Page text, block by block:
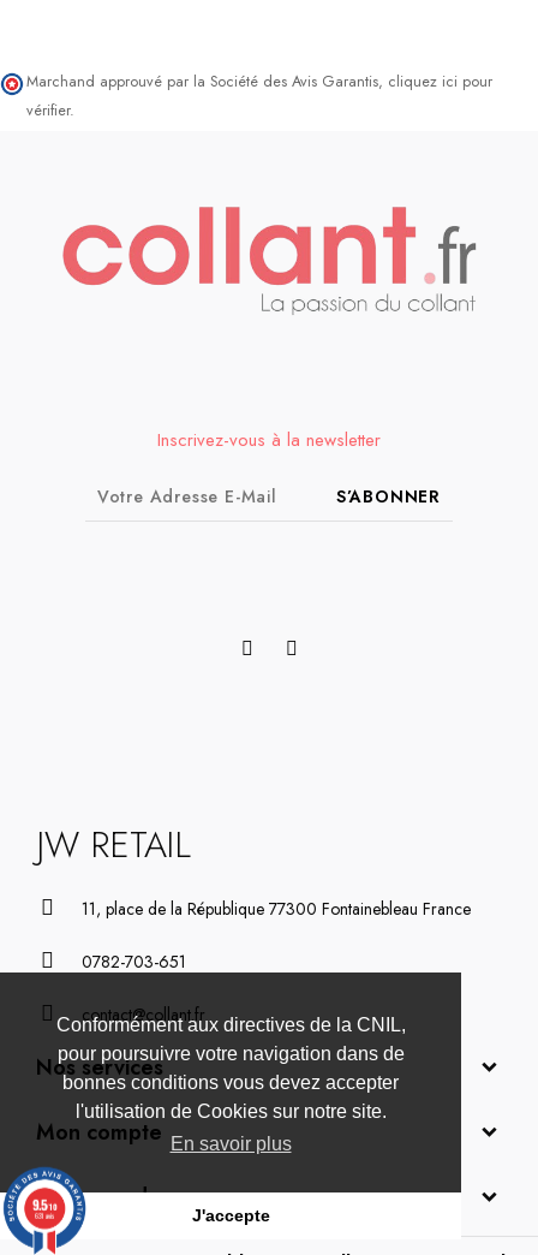
Conformément aux directives de la CNIL,
pour poursuivre votre navigation dans de
bonnes conditions vous devez accepter
l'utilisation de Cookies sur notre site.
En savoir plus
J'accepte
Marchand approuvé par la Société des Avis Garantis, cliquez ici pour
vérifier.
Inscrivez-vous à la newsletter
S’ABONNER
JW RETAIL
11, place de la République 77300 Fontainebleau France
0782-703-651
contact@collant.fr
Nos services
Mon compte
A propos de nous
9.5/10
631 avis